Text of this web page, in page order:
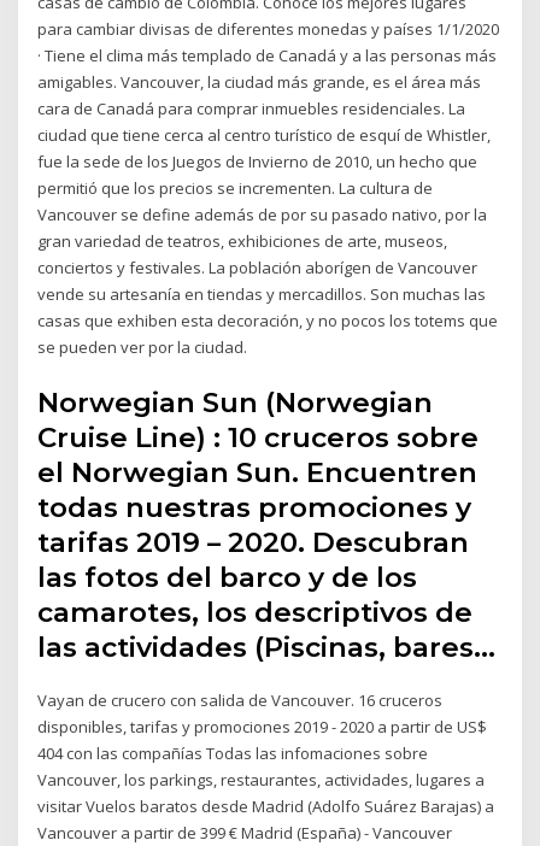
para cambiar divisas de diferentes monedas y países 1/1/2020
· Tiene el clima más templado de Canadá y a las personas más
amigables. Vancouver, la ciudad más grande, es el área más
cara de Canadá para comprar inmuebles residenciales. La
ciudad que tiene cerca al centro turístico de esquí de Whistler,
fue la sede de los Juegos de Invierno de 2010, un hecho que
permitió que los precios se incrementen. La cultura de
Vancouver se define además de por su pasado nativo, por la
gran variedad de teatros, exhibiciones de arte, museos,
conciertos y festivales. La población aborígen de Vancouver
vende su artesanía en tiendas y mercadillos. Son muchas las
casas que exhiben esta decoración, y no pocos los totems que
se pueden ver por la ciudad.
Norwegian Sun (Norwegian
Cruise Line) : 10 cruceros sobre
el Norwegian Sun. Encuentren
todas nuestras promociones y
tarifas 2019 – 2020. Descubran
las fotos del barco y de los
camarotes, los descriptivos de
las actividades (Piscinas, bares…
Vayan de crucero con salida de Vancouver. 16 cruceros
disponibles, tarifas y promociones 2019 - 2020 a partir de US$
404 con las compañías Todas las infomaciones sobre
Vancouver, los parkings, restaurantes, actividades, lugares a
visitar Vuelos baratos desde Madrid (Adolfo Suárez Barajas) a
Vancouver a partir de 399 € Madrid (España) - Vancouver